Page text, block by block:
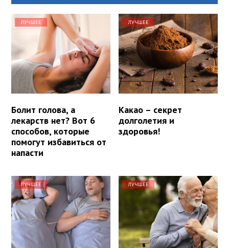
ЛУЧШЕЕ
Болит голова, а
лекарств нет? Вот 6
способов, которые
помогут избавиться от
напасти
ЛУЧШЕЕ
Какао – секрет
долголетия и
здоровья!
ЛУЧШЕЕ ЛУЧШЕЕ